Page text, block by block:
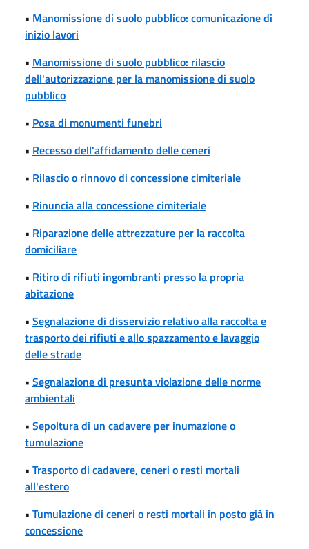
• Manomissione di suolo pubblico: comunicazione di
inizio lavori
• Manomissione di suolo pubblico: rilascio
dell'autorizzazione per la manomissione di suolo
pubblico
• Posa di monumenti funebri
• Recesso dell'affidamento delle ceneri
• Rilascio o rinnovo di concessione cimiteriale
• Rinuncia alla concessione cimiteriale
• Riparazione delle attrezzature per la raccolta
domiciliare
• Ritiro di rifiuti ingombranti presso la propria
abitazione
• Segnalazione di disservizio relativo alla raccolta e
trasporto dei rifiuti e allo spazzamento e lavaggio
delle strade
• Segnalazione di presunta violazione delle norme
ambientali
• Sepoltura di un cadavere per inumazione o
tumulazione
• Trasporto di cadavere, ceneri o resti mortali
all'estero
• Tumulazione di ceneri o resti mortali in posto già in
concessione